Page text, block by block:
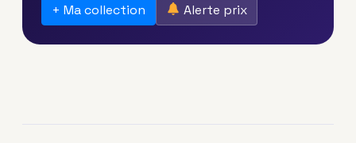
+ Ma collection Alerte prix